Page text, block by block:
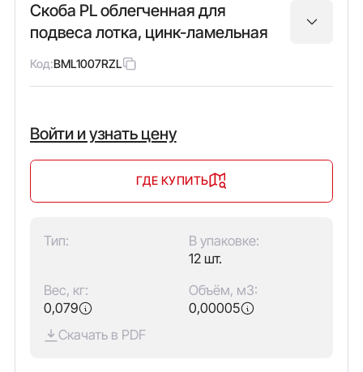
Скоба PL облегченная для
подвеса лотка, цинк-ламельная
Код:BML1007RZL
Войти и узнать цену
ГДЕ КУПИТЬ
Тип:
В упаковке:
12 шт.
Вес, кг:
0,079
Объём, м3:
0,00005
Скачать в PDF